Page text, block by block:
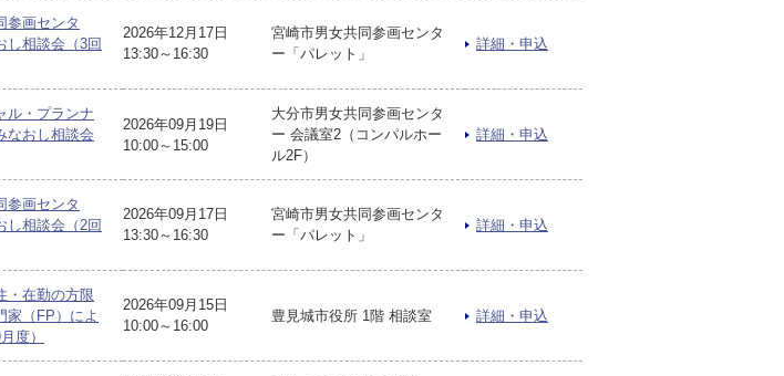
参画センタ
相談会（3回
2026年12月17日
13:30～16:30
宮崎市男女共同参画センタ
ー「パレット」
詳細・申込
ル・プランナ
なおし相談会
2026年09月19日
10:00～15:00
大分市男女共同参画センタ
ー 会議室2（コンパルホー
ル2F）
詳細・申込
参画センタ
相談会（2回
2026年09月17日
13:30～16:30
宮崎市男女共同参画センタ
ー「パレット」
詳細・申込
・在勤の方限
家（FP）によ
度）
2026年09月15日
10:00～16:00
豊見城市役所 1階 相談室 詳細・申込